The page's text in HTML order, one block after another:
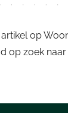
op
op zoek naar